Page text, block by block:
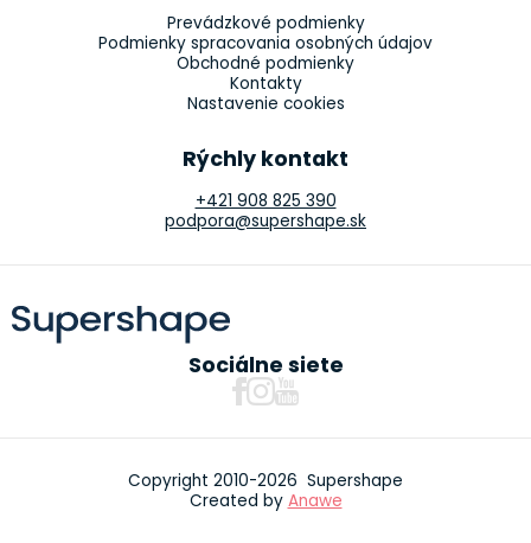
Prevádzkové podmienky
Podmienky spracovania osobných údajov
Obchodné podmienky
Kontakty
Nastavenie cookies
Rýchly kontakt
+421 908 825 390
podpora@supershape.sk
Sociálne siete
Copyright 2010-2026 Supershape
Created by Anawe